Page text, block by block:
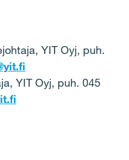
YIT Oyj, puh.
YIT Oyj, puh. 045